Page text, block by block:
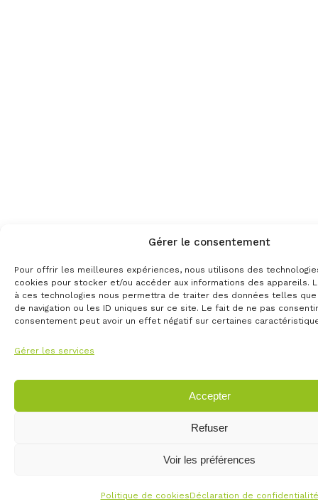
Gérer le consentement
Pour offrir les meilleures expériences, nous utilisons des
cookies pour stocker et/ou accéder aux informations des appareils.
à ces technologies nous permettra de traiter des données telles
de navigation ou les ID uniques sur ce site. Le fait de ne pas
consentement peut avoir un effet négatif sur certaines
Gérer les services
Accepter
Refuser
Voir les préférences
Politique de cookiesDéclaration de confidentialité